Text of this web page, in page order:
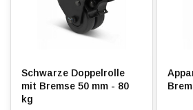
Schwarze Doppelrolle
mit Bremse 50 mm - 80
kg